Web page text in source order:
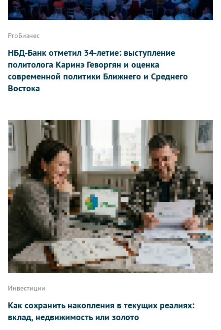
ProБизнес
НБД-Банк отметил 34-летие: выступление
политолога Каринэ Геворгян и оценка
современной политики Ближнего и Среднего
Востока
Инвестиции
Как сохранить накопления в текущих реалиях:
вклад, недвижимость или золото